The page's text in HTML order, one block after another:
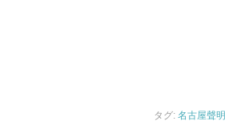
タグ: 名古屋聲